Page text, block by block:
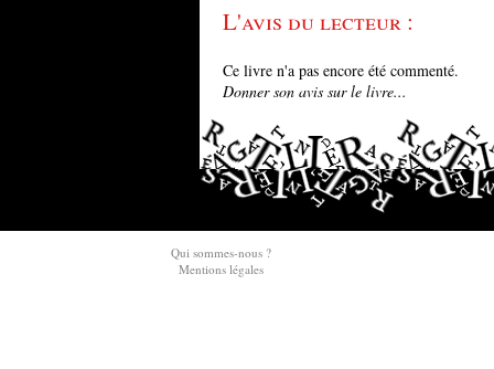
L'avis du lecteur :
Ce livre n'a pas encore été commenté.
Donner son avis sur le livre...
Qui sommes-nous ?
Mentions légales